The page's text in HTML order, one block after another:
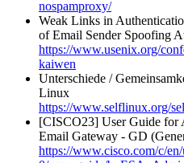
nospamproxy/
Weak Links in
of Email Sender Spoofing
https://www.usenix.org/
kaiwen
Unterschiede /
Linux
https://www.selflinux.org/
[CISCO23] User Guide for
Email Gateway - GD
https://www.cisco.com/c/